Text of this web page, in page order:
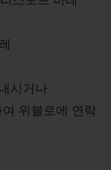
시거나
위블로에 연락